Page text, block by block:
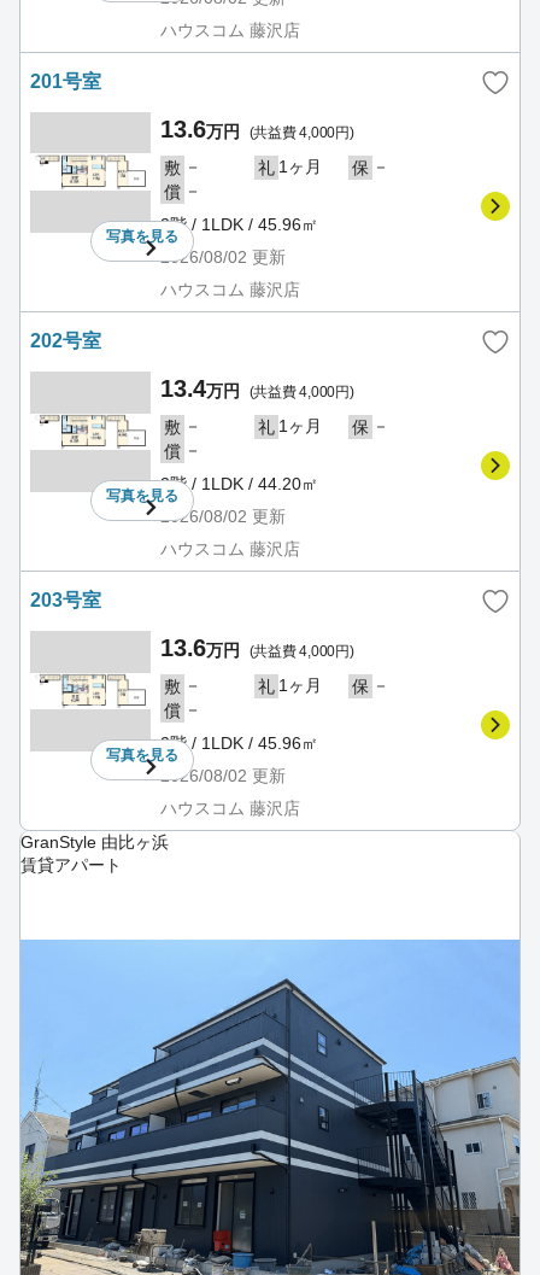
ハウスコム 藤沢店
201号室
写真を見る
13.6万円 (共益費 4,000円)
敷 － 礼 1ヶ月 保 －
償 －
2階 / 1LDK / 45.96㎡
2026/08/02 更新
ハウスコム 藤沢店
202号室
写真を見る
13.4万円 (共益費 4,000円)
敷 － 礼 1ヶ月 保 －
償 －
2階 / 1LDK / 44.20㎡
2026/08/02 更新
ハウスコム 藤沢店
203号室
写真を見る
13.6万円 (共益費 4,000円)
敷 － 礼 1ヶ月 保 －
償 －
2階 / 1LDK / 45.96㎡
2026/08/02 更新
ハウスコム 藤沢店
GranStyle 由比ヶ浜
賃貸アパート